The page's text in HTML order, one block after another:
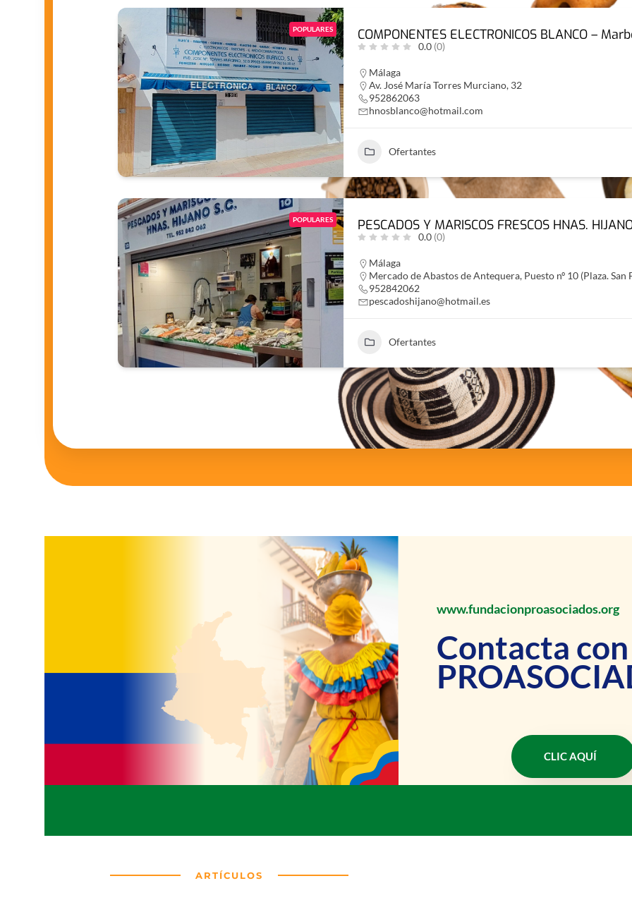
POPULARES COMPONENTES ELECTRONICOS BLANCO –
0.0 (0)
Málaga
Av. José María Torres Murciano, 32
952862063
hnosblanco@hotmail.com
Ofertantes
POPULARES PESCADOS Y MARISCOS FRESCOS HNAS.
0.0 (0)
Málaga
Mercado de Abastos de Antequera, Puesto nº 10 (Plaza. San
952842062
pescadoshijano@hotmail.es
Ofertantes
www.fundacionproasociados.org
Contacta con
CLIC AQUÍ
ARTÍCULOS